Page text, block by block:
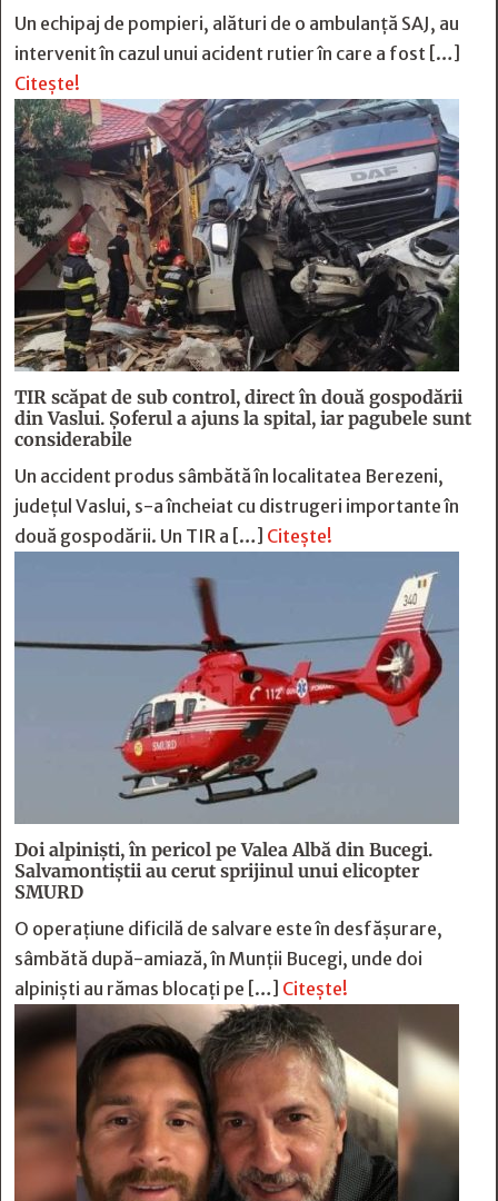
Un echipaj de pompieri, alături de o ambulanță SAJ, au
intervenit în cazul unui acident rutier în care a fost […]
Citește!
TIR scăpat de sub control, direct în două gospodării
din Vaslui. Șoferul a ajuns la spital, iar pagubele sunt
considerabile
Un accident produs sâmbătă în localitatea Berezeni,
județul Vaslui, s-a încheiat cu distrugeri importante în
două gospodării. Un TIR a […] Citește!
Doi alpiniști, în pericol pe Valea Albă din Bucegi.
Salvamontiștii au cerut sprijinul unui elicopter
SMURD
O operațiune dificilă de salvare este în desfășurare,
sâmbătă după-amiază, în Munții Bucegi, unde doi
alpiniști au rămas blocați pe […] Citește!